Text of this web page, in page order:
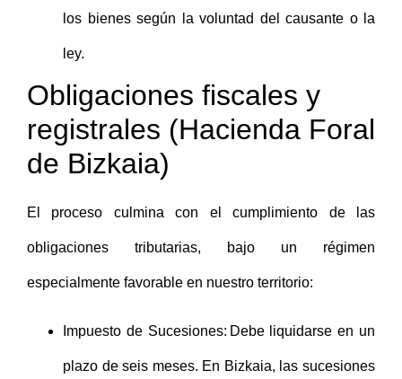
los bienes según la voluntad del causante o la
ley.
Obligaciones fiscales y
registrales (Hacienda Foral
de Bizkaia)
El proceso culmina con el cumplimiento de las
obligaciones tributarias, bajo un régimen
especialmente favorable en nuestro territorio:
Impuesto de Sucesiones: Debe liquidarse en un
plazo de seis meses. En Bizkaia, las sucesiones